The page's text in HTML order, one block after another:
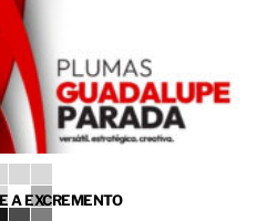
A EXCREMENTO